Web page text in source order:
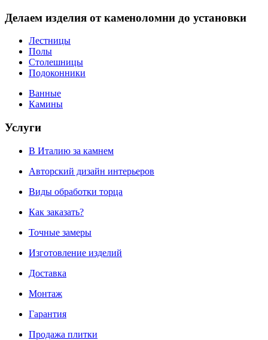
Делаем изделия от каменоломни до установки
Лестницы
Полы
Столешницы
Подоконники
Ванные
Камины
Услуги
В Италию за камнем
Авторский дизайн интерьеров
Виды обработки торца
Как заказать?
Точные замеры
Изготовление изделий
Доставка
Монтаж
Гарантия
Продажа плитки